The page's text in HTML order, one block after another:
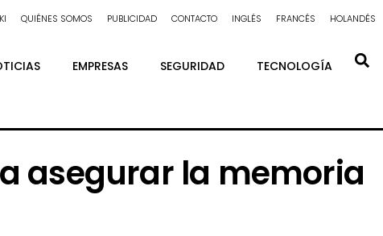
QUIÉNES SOMOS PUBLICIDAD CONTACTO INGLÉS FRANCÉS HOLANDÉS
EMPRESAS SEGURIDAD TECNOLOGÍA
asegurar la memoria